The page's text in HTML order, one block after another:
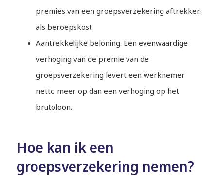
premies van een groepsverzekering aftrekken
als beroepskost
Aantrekkelijke beloning. Een evenwaardige
verhoging van de premie van de
groepsverzekering levert een werknemer
netto meer op dan een verhoging op het
brutoloon.
Hoe kan ik een
groepsverzekering nemen?